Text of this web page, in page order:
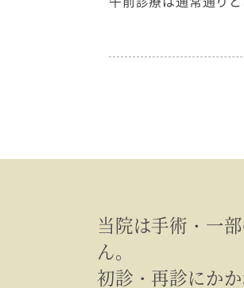
当院は手術・一
ん。
初診・再診にか